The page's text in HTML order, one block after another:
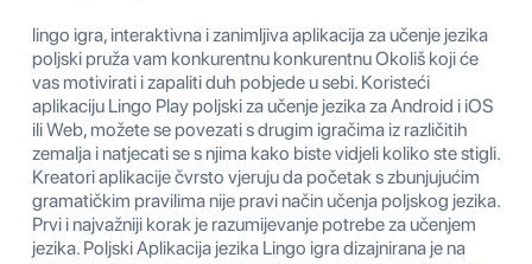
lingo igra, interaktivna i zanimljiva aplikacija za učenje jezika
poljski pruža vam konkurentnu konkurentnu Okoliš koji će
vas motivirati i zapaliti duh pobjede u sebi. Koristeći
aplikaciju Lingo Play poljski za učenje jezika za Android i iOS
ili Web, možete se povezati s drugim igračima iz različitih
zemalja i natjecati se s njima kako biste vidjeli koliko ste stigli.
Kreatori aplikacije čvrsto vjeruju da početak s zbunjujućim
gramatičkim pravilima nije pravi način učenja poljskog jezika.
Prvi i najvažniji korak je razumijevanje potrebe za učenjem
jezika. Poljski Aplikacija jezika Lingo igra dizajnirana je na